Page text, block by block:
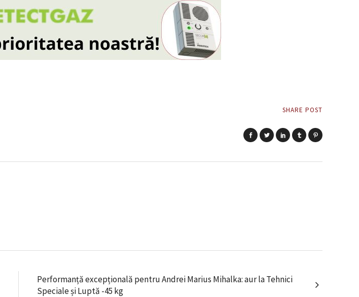
SHARE POST
Performanță excepțională pentru Andrei Marius Mihalka: aur la Tehnici
Speciale și Luptă -45 kg